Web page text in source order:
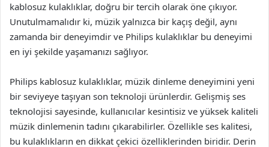
kablosuz kulaklıklar, doğru bir tercih olarak öne çıkıyor.
Unutulmamalıdır ki, müzik yalnızca bir kaçış değil, aynı
zamanda bir deneyimdir ve Philips kulaklıklar bu deneyimi
en iyi şekilde yaşamanızı sağlıyor.
Philips kablosuz kulaklıklar, müzik dinleme deneyimini yeni
bir seviyeye taşıyan son teknoloji ürünlerdir. Gelişmiş ses
teknolojisi sayesinde, kullanıcılar kesintisiz ve yüksek kaliteli
müzik dinlemenin tadını çıkarabilirler. Özellikle ses kalitesi,
bu kulaklıkların en dikkat çekici özelliklerinden biridir. Derin